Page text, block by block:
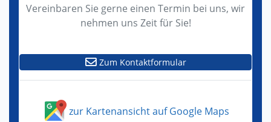
Vereinbaren Sie gerne einen Termin bei uns, wir
nehmen uns Zeit für Sie!
Zum Kontaktformular
zur Kartenansicht auf Google Maps